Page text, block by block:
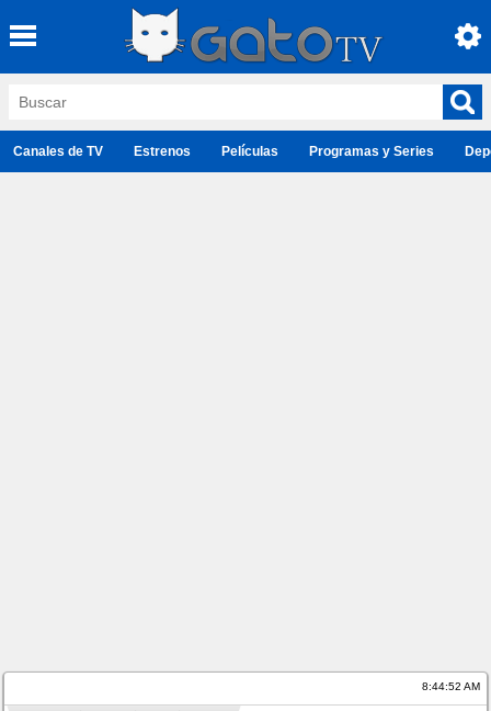
Canales de TV Estrenos Películas Programas y Series
8:44:52 AM